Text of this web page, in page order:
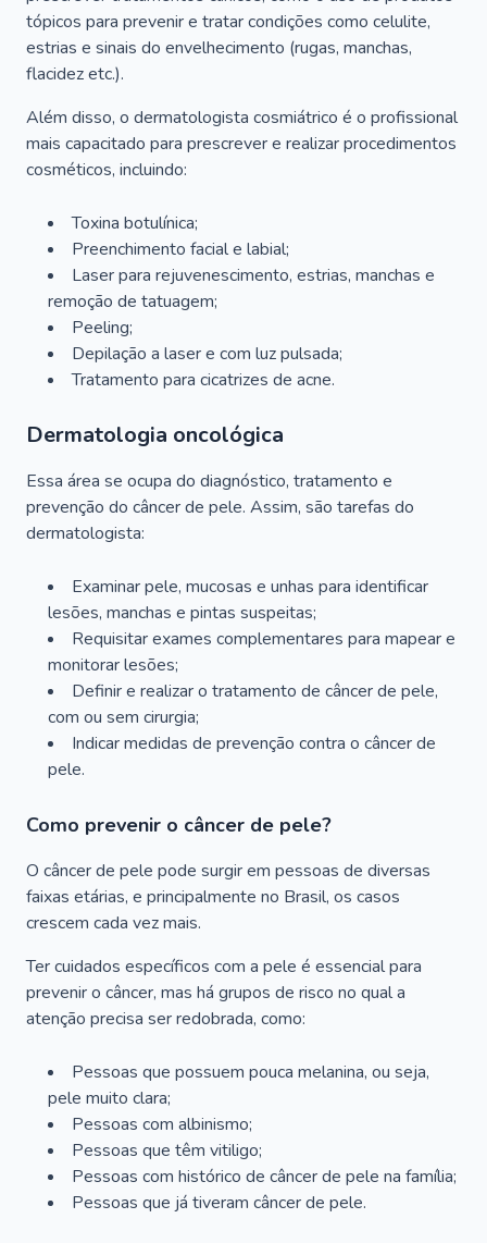
tópicos para prevenir e tratar condições como celulite,
estrias e sinais do envelhecimento (rugas, manchas,
flacidez etc.).
Além disso, o dermatologista cosmiátrico é o profissional
mais capacitado para prescrever e realizar procedimentos
cosméticos, incluindo:
Toxina botulínica;
Preenchimento facial e labial;
Laser para rejuvenescimento, estrias, manchas e
remoção de tatuagem;
Peeling;
Depilação a laser e com luz pulsada;
Tratamento para cicatrizes de acne.
Dermatologia oncológica
Essa área se ocupa do diagnóstico, tratamento e
prevenção do câncer de pele. Assim, são tarefas do
dermatologista:
Examinar pele, mucosas e unhas para identificar
lesões, manchas e pintas suspeitas;
Requisitar exames complementares para mapear e
monitorar lesões;
Definir e realizar o tratamento de câncer de pele,
com ou sem cirurgia;
Indicar medidas de prevenção contra o câncer de
pele.
Como prevenir o câncer de pele?
O câncer de pele pode surgir em pessoas de diversas
faixas etárias, e principalmente no Brasil, os casos
crescem cada vez mais.
Ter cuidados específicos com a pele é essencial para
prevenir o câncer, mas há grupos de risco no qual a
atenção precisa ser redobrada, como:
Pessoas que possuem pouca melanina, ou seja,
pele muito clara;
Pessoas com albinismo;
Pessoas que têm vitiligo;
Pessoas com histórico de câncer de pele na família;
Pessoas que já tiveram câncer de pele.